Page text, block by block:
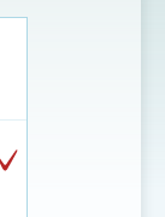
示
ˇ